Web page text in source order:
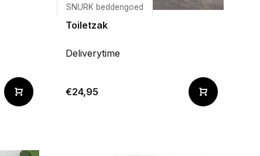
SNURK beddengoed
Toiletzak
Deliverytime
€24,95